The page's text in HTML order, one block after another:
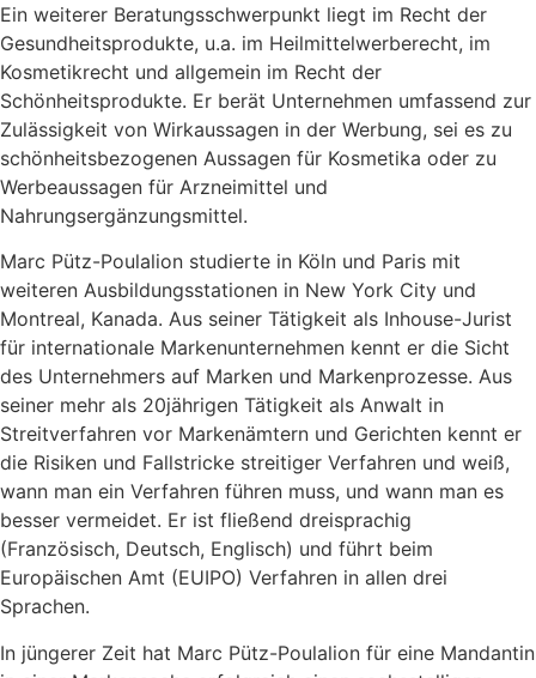
Ein weiterer Beratungsschwerpunkt liegt im Recht der
Gesundheitsprodukte, u.a. im Heilmittelwerberecht, im
Kosmetikrecht und allgemein im Recht der
Schönheitsprodukte. Er berät Unternehmen umfassend zur
Zulässigkeit von Wirkaussagen in der Werbung, sei es zu
schönheitsbezogenen Aussagen für Kosmetika oder zu
Werbeaussagen für Arzneimittel und
Nahrungsergänzungsmittel.
Marc Pütz-Poulalion studierte in Köln und Paris mit
weiteren Ausbildungsstationen in New York City und
Montreal, Kanada. Aus seiner Tätigkeit als Inhouse-Jurist
für internationale Markenunternehmen kennt er die Sicht
des Unternehmers auf Marken und Markenprozesse. Aus
seiner mehr als 20jährigen Tätigkeit als Anwalt in
Streitverfahren vor Markenämtern und Gerichten kennt er
die Risiken und Fallstricke streitiger Verfahren und weiß,
wann man ein Verfahren führen muss, und wann man es
besser vermeidet. Er ist fließend dreisprachig
(Französisch, Deutsch, Englisch) und führt beim
Europäischen Amt (EUIPO) Verfahren in allen drei
Sprachen.
In jüngerer Zeit hat Marc Pütz-Poulalion für eine Mandantin